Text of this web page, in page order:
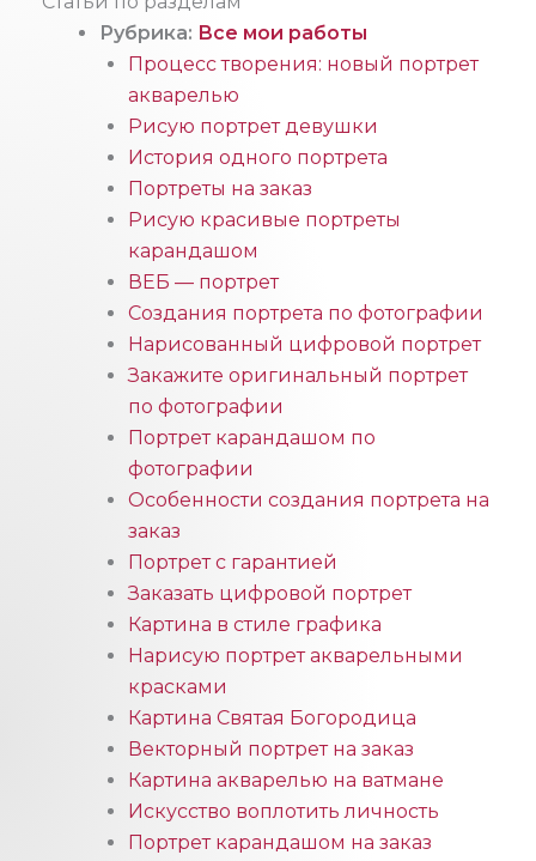
Рубрика: Все мои работы
Процесс творения: новый портрет
акварелью
Рисую портрет девушки
История одного портрета
Портреты на заказ
Рисую красивые портреты
карандашом
ВЕБ — портрет
Создания портрета по фотографии
Нарисованный цифровой портрет
Закажите оригинальный портрет
по фотографии
Портрет карандашом по
фотографии
Особенности создания портрета на
заказ
Портрет с гарантией
Заказать цифровой портрет
Картина в стиле графика
Нарисую портрет акварельными
красками
Картина Святая Богородица
Векторный портрет на заказ
Картина акварелью на ватмане
Искусство воплотить личность
Портрет карандашом на заказ